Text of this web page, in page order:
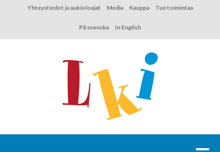
Yhteystiedot ja aukioloajat Media Kauppa Tue toimintaa
På svenska In English